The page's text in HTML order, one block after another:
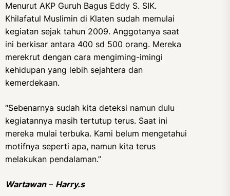
Menurut AKP Guruh Bagus Eddy S. SIK.
Khilafatul Muslimin di Klaten sudah memulai
kegiatan sejak tahun 2009. Anggotanya saat
ini berkisar antara 400 sd 500 orang. Mereka
merekrut dengan cara mengiming-imingi
kehidupan yang lebih sejahtera dan
kemerdekaan.
“Sebenarnya sudah kita deteksi namun dulu
kegiatannya masih tertutup terus. Saat ini
mereka mulai terbuka. Kami belum mengetahui
motifnya seperti apa, namun kita terus
melakukan pendalaman.”
Wartawan– Harry.s